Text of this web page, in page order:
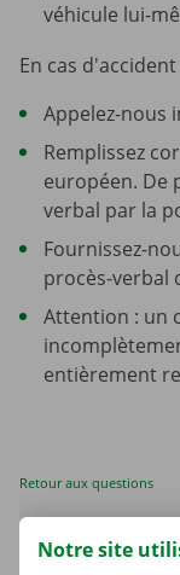
véhicule lui-
En cas d'accident
Appelez-nous
Remplissez
européen. De
verbal par la
Fournissez-
procès-verbal
Attention : un
entièrement
Retour aux questions
Notre site